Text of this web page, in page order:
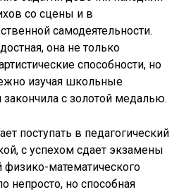
со сцены и в
самодеятельности.
она не только
способности, но
изучая школьные
с золотой медалью.
поступать в педагогический
с успехом сдает экзамены
физико-математического
непросто, но способная